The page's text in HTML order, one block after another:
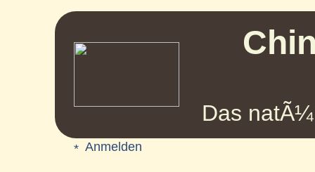
Das
Anmelden